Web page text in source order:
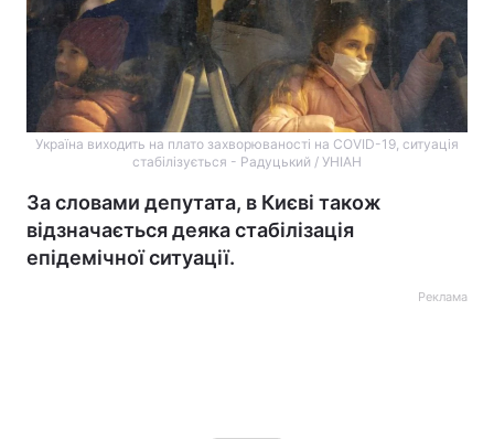
Україна виходить на плато захворюваності на COVID-19, ситуація
стабілізується - Радуцький / УНІАН
За словами депутата, в Києві також
відзначається деяка стабілізація
епідемічної ситуації.
Реклама